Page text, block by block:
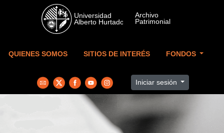
Skip to main content
QUIENES SOMOS SITIOS DE INTERÉS FONDOS
Iniciar sesión